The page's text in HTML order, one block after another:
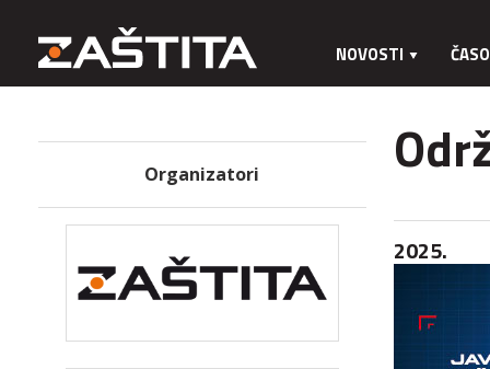
NOVOSTI
Organizatori
2025.